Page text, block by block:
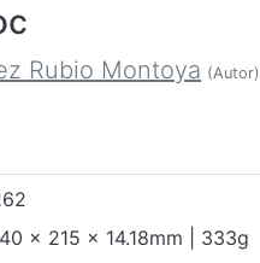
Rubio Montoya (Autor)
x 215 x 14.18mm | 333g